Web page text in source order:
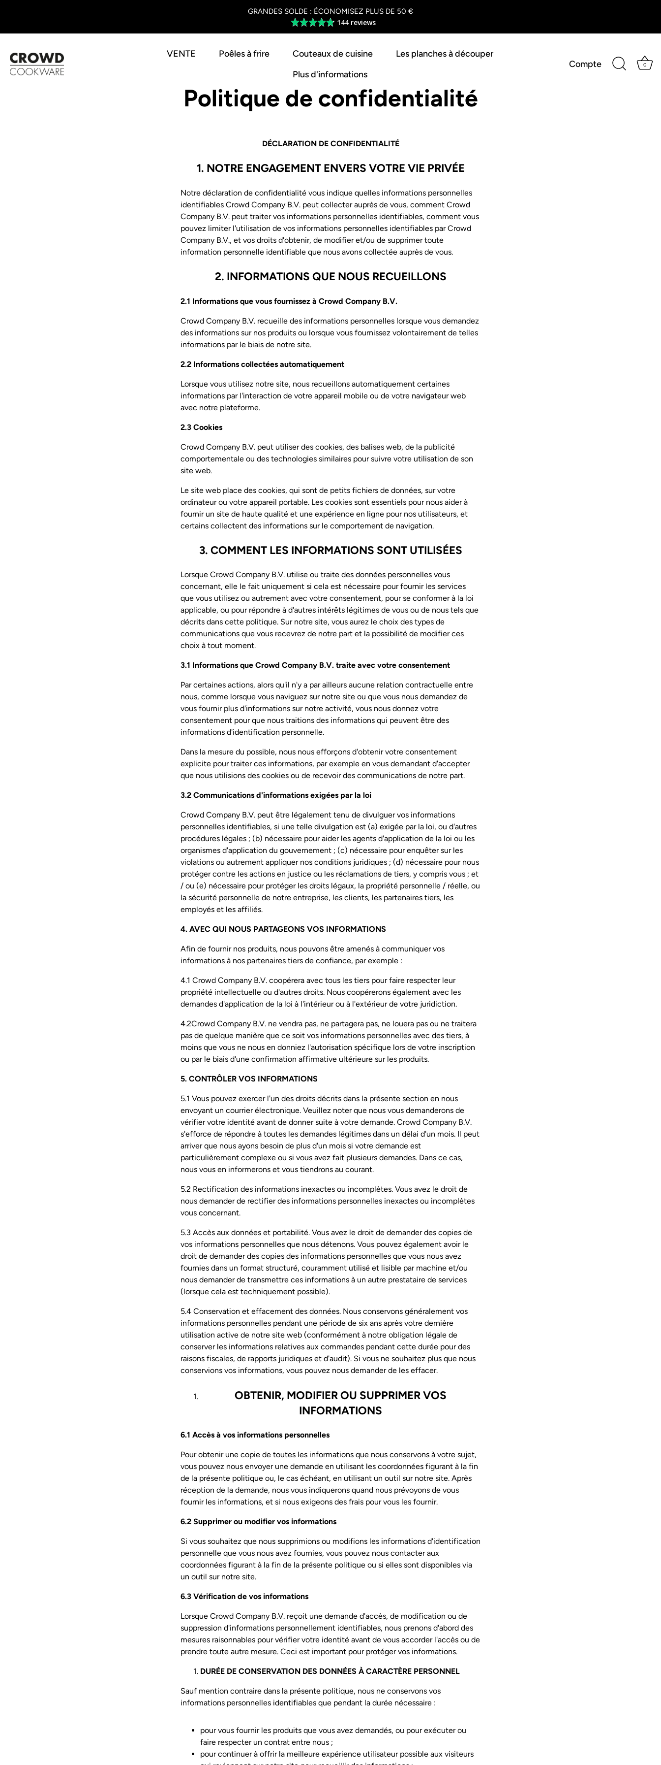
GRANDES SOLDE : ÉCONOMISEZ PLUS DE 50 €
Average
rating
out
5
144 reviews
VENTE Poêles à frire Couteaux de cuisine
Les planches à découper
Plus d'informations
Compte 0
Politique de confidentialité
DÉCLARATION DE CONFIDENTIALITÉ
1. NOTRE ENGAGEMENT ENVERS VOTRE VIE PRIVÉE
Notre déclaration de confidentialité vous indique quelles informations personnelles
identifiables Crowd Company B.V. peut collecter auprès de vous, comment Crowd
Company B.V. peut traiter vos informations personnelles identifiables, comment vous
pouvez limiter l'utilisation de vos informations personnelles identifiables par Crowd
Company B.V., et vos droits d'obtenir, de modifier et/ou de supprimer toute
information personnelle identifiable que nous avons collectée auprès de vous.
2. INFORMATIONS QUE NOUS RECUEILLONS
2.1 Informations que vous fournissez à Crowd Company B.V.
Crowd Company B.V. recueille des informations personnelles lorsque vous demandez
des informations sur nos produits ou lorsque vous fournissez volontairement de telles
informations par le biais de notre site.
2.2 Informations collectées automatiquement
Lorsque vous utilisez notre site, nous recueillons automatiquement certaines
informations par l'interaction de votre appareil mobile ou de votre navigateur web
avec notre plateforme.
2.3 Cookies
Crowd Company B.V. peut utiliser des cookies, des balises web, de la publicité
comportementale ou des technologies similaires pour suivre votre utilisation de son
site web.
Le site web place des cookies, qui sont de petits fichiers de données, sur votre
ordinateur ou votre appareil portable. Les cookies sont essentiels pour nous aider à
fournir un site de haute qualité et une expérience en ligne pour nos utilisateurs, et
certains collectent des informations sur le comportement de navigation.
3. COMMENT LES INFORMATIONS SONT UTILISÉES
Lorsque Crowd Company B.V. utilise ou traite des données personnelles vous
concernant, elle le fait uniquement si cela est nécessaire pour fournir les services
que vous utilisez ou autrement avec votre consentement, pour se conformer à la loi
applicable, ou pour répondre à d'autres intérêts légitimes de vous ou de nous tels que
décrits dans cette politique. Sur notre site, vous aurez le choix des types de
communications que vous recevrez de notre part et la possibilité de modifier ces
choix à tout moment.
3.1 Informations que Crowd Company B.V. traite avec votre consentement
Par certaines actions, alors qu'il n'y a par ailleurs aucune relation contractuelle entre
nous, comme lorsque vous naviguez sur notre site ou que vous nous demandez de
vous fournir plus d'informations sur notre activité, vous nous donnez votre
consentement pour que nous traitions des informations qui peuvent être des
informations d'identification personnelle.
Dans la mesure du possible, nous nous efforçons d'obtenir votre consentement
explicite pour traiter ces informations, par exemple en vous demandant d'accepter
que nous utilisions des cookies ou de recevoir des communications de notre part.
3.2 Communications d'informations exigées par la loi
Crowd Company B.V. peut être légalement tenu de divulguer vos informations
personnelles identifiables, si une telle divulgation est (a) exigée par la loi, ou d'autres
procédures légales ; (b) nécessaire pour aider les agents d'application de la loi ou les
organismes d'application du gouvernement ; (c) nécessaire pour enquêter sur les
violations ou autrement appliquer nos conditions juridiques ; (d) nécessaire pour nous
protéger contre les actions en justice ou les réclamations de tiers, y compris vous ; et
/ ou (e) nécessaire pour protéger les droits légaux, la propriété personnelle / réelle, ou
la sécurité personnelle de notre entreprise, les clients, les partenaires tiers, les
employés et les affiliés.
4. AVEC QUI NOUS PARTAGEONS VOS INFORMATIONS
Afin de fournir nos produits, nous pouvons être amenés à communiquer vos
informations à nos partenaires tiers de confiance, par exemple :
4.1 Crowd Company B.V. coopérera avec tous les tiers pour faire respecter leur
propriété intellectuelle ou d'autres droits. Nous coopérerons également avec les
demandes d'application de la loi à l'intérieur ou à l'extérieur de votre juridiction.
4.2Crowd Company B.V. ne vendra pas, ne partagera pas, ne louera pas ou ne traitera
pas de quelque manière que ce soit vos informations personnelles avec des tiers, à
moins que vous ne nous en donniez l'autorisation spécifique lors de votre inscription
ou par le biais d'une confirmation affirmative ultérieure sur les produits.
5. CONTRÔLER VOS INFORMATIONS
5.1 Vous pouvez exercer l'un des droits décrits dans la présente section en nous
envoyant un courrier électronique. Veuillez noter que nous vous demanderons de
vérifier votre identité avant de donner suite à votre demande. Crowd Company B.V.
s'efforce de répondre à toutes les demandes légitimes dans un délai d'un mois. Il peut
arriver que nous ayons besoin de plus d'un mois si votre demande est
particulièrement complexe ou si vous avez fait plusieurs demandes. Dans ce cas,
nous vous en informerons et vous tiendrons au courant.
5.2 Rectification des informations inexactes ou incomplètes. Vous avez le droit de
nous demander de rectifier des informations personnelles inexactes ou incomplètes
vous concernant.
5.3 Accès aux données et portabilité. Vous avez le droit de demander des copies de
vos informations personnelles que nous détenons. Vous pouvez également avoir le
droit de demander des copies des informations personnelles que vous nous avez
fournies dans un format structuré, couramment utilisé et lisible par machine et/ou
nous demander de transmettre ces informations à un autre prestataire de services
(lorsque cela est techniquement possible).
5.4 Conservation et effacement des données. Nous conservons généralement vos
informations personnelles pendant une période de six ans après votre dernière
utilisation active de notre site web (conformément à notre obligation légale de
conserver les informations relatives aux commandes pendant cette durée pour des
raisons fiscales, de rapports juridiques et d'audit). Si vous ne souhaitez plus que nous
conservions vos informations, vous pouvez nous demander de les effacer.
OBTENIR, MODIFIER OU SUPPRIMER VOS
INFORMATIONS
6.1 Accès à vos informations personnelles
Pour obtenir une copie de toutes les informations que nous conservons à votre sujet,
vous pouvez nous envoyer une demande en utilisant les coordonnées figurant à la fin
de la présente politique ou, le cas échéant, en utilisant un outil sur notre site. Après
réception de la demande, nous vous indiquerons quand nous prévoyons de vous
fournir les informations, et si nous exigeons des frais pour vous les fournir.
6.2 Supprimer ou modifier vos informations
Si vous souhaitez que nous supprimions ou modifions les informations d'identification
personnelle que vous nous avez fournies, vous pouvez nous contacter aux
coordonnées figurant à la fin de la présente politique ou si elles sont disponibles via
un outil sur notre site.
6.3 Vérification de vos informations
Lorsque Crowd Company B.V. reçoit une demande d'accès, de modification ou de
suppression d'informations personnellement identifiables, nous prenons d'abord des
mesures raisonnables pour vérifier votre identité avant de vous accorder l'accès ou de
prendre toute autre mesure. Ceci est important pour protéger vos informations.
DURÉE DE CONSERVATION DES DONNÉES À CARACTÈRE PERSONNEL
Sauf mention contraire dans la présente politique, nous ne conservons vos
informations personnelles identifiables que pendant la durée nécessaire :
pour vous fournir les produits que vous avez demandés, ou pour exécuter ou
faire respecter un contrat entre nous ;
pour continuer à offrir la meilleure expérience utilisateur possible aux visiteurs